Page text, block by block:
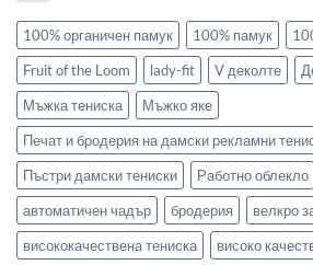
100% органичен памук 100% памук
Fruit of the Loom
lady-fit V деколте
Мъжка тениска
Мъжко яке
Печат и бродерия на дамски рекламни
Пъстри дамски тениски
Работно облекло
автоматичен чадър
бродерия
велкро
висококачествена тениска
високо